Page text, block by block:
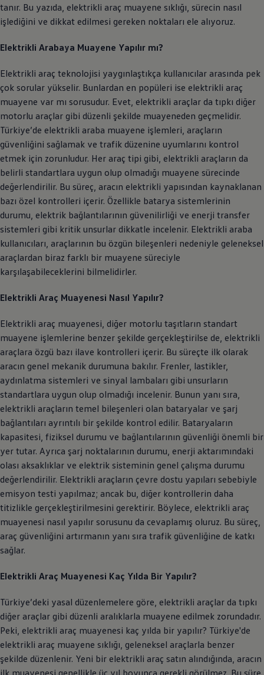
tanır. Bu yazıda, elektrikli araç muayene sıklığı, sürecin nasıl
işlediğini ve dikkat edilmesi gereken noktaları ele alıyoruz.
Elektrikli Arabaya Muayene Yapılır mı?
Elektrikli araç teknolojisi yaygınlaştıkça kullanıcılar arasında pek
çok sorular yükselir. Bunlardan en popüleri ise elektrikli araç
muayene var mı sorusudur. Evet, elektrikli araçlar da tıpkı diğer
motorlu araçlar gibi düzenli şekilde muayeneden geçmelidir.
Türkiye’de elektrikli araba muayene işlemleri, araçların
güvenliğini sağlamak ve trafik düzenine uyumlarını kontrol
etmek için zorunludur. Her araç tipi gibi, elektrikli araçların da
belirli standartlara uygun olup olmadığı muayene sürecinde
değerlendirilir. Bu süreç, aracın elektrikli yapısından kaynaklanan
bazı özel kontrolleri içerir. Özellikle batarya sistemlerinin
durumu, elektrik bağlantılarının güvenilirliği ve enerji transfer
sistemleri gibi kritik unsurlar dikkatle incelenir. Elektrikli araba
kullanıcıları, araçlarının bu özgün bileşenleri nedeniyle geleneksel
araçlardan biraz farklı bir muayene süreciyle
karşılaşabileceklerini bilmelidirler.
Elektrikli Araç Muayenesi Nasıl Yapılır?
Elektrikli araç muayenesi, diğer motorlu taşıtların standart
muayene işlemlerine benzer şekilde gerçekleştirilse de, elektrikli
araçlara özgü bazı ilave kontrolleri içerir. Bu süreçte ilk olarak
aracın genel mekanik durumuna bakılır. Frenler, lastikler,
aydınlatma sistemleri ve sinyal lambaları gibi unsurların
standartlara uygun olup olmadığı incelenir. Bunun yanı sıra,
elektrikli araçların temel bileşenleri olan bataryalar ve şarj
bağlantıları ayrıntılı bir şekilde kontrol edilir. Bataryaların
kapasitesi, fiziksel durumu ve bağlantılarının güvenliği önemli bir
yer tutar. Ayrıca şarj noktalarının durumu, enerji aktarımındaki
olası aksaklıklar ve elektrik sisteminin genel çalışma durumu
değerlendirilir. Elektrikli araçların çevre dostu yapıları sebebiyle
emisyon testi yapılmaz; ancak bu, diğer kontrollerin daha
titizlikle gerçekleştirilmesini gerektirir. Böylece, elektrikli araç
muayenesi nasıl yapılır sorusunu da cevaplamış oluruz. Bu süreç,
araç güvenliğini artırmanın yanı sıra trafik güvenliğine de katkı
sağlar.
Elektrikli Araç Muayenesi Kaç Yılda Bir Yapılır?
Türkiye’deki yasal düzenlemelere göre, elektrikli araçlar da tıpkı
diğer araçlar gibi düzenli aralıklarla muayene edilmek zorundadır.
Peki, elektrikli araç muayenesi kaç yılda bir yapılır? Türkiye'de
elektrikli araç muayene sıklığı, geleneksel araçlarla benzer
şekilde düzenlenir. Yeni bir elektrikli araç satın alındığında, aracın